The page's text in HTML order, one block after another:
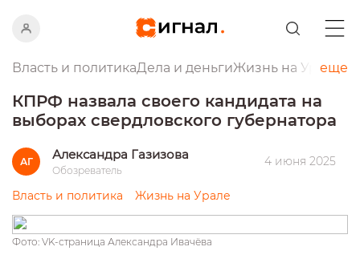
Власть и политикаДела и деньгиЖизнь на Урале
еще
КПРФ назвала своего кандидата на
выборах свердловского губернатора
АГ Александра Газизова
Обозреватель
4 июня 2025
Власть и политика Жизнь на Урале
Фото: VK-страница Александра Ивачёва